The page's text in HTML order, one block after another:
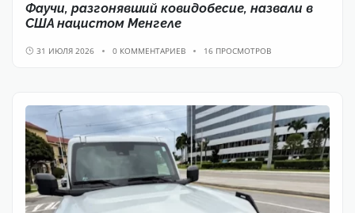
Фаучи, разгонявший ковидобесие, назвали в
США нацистом Менгеле
31 ИЮЛЯ 2026 0 КОММЕНТАРИЕВ 16 ПРОСМОТРОВ